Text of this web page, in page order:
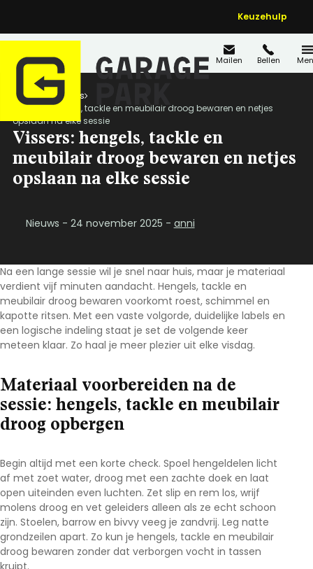
Keuzehulp
Mailen Bellen
Home Nieuws
Vissers: hengels, tackle en meubilair droog bewaren en netjes
opslaan na elke sessie
Vissers: hengels, tackle en
meubilair droog bewaren en netjes
opslaan na elke sessie
Nieuws - 24 november 2025 - anni
Na een lange sessie wil je snel naar huis, maar je materiaal
verdient vijf minuten aandacht. Hengels, tackle en
meubilair droog bewaren voorkomt roest, schimmel en
kapotte ritsen. Met een vaste volgorde, duidelijke labels en
een logische indeling staat je set de volgende keer
meteen klaar. Zo haal je meer plezier uit elke visdag.
Materiaal voorbereiden na de
sessie: hengels, tackle en meubilair
droog opbergen
Begin altijd met een korte check. Spoel hengeldelen licht
af met zoet water, droog met een zachte doek en laat
open uiteinden even luchten. Zet slip en rem los, wrijf
molens droog en vet geleiders alleen als ze echt schoon
zijn. Stoelen, barrow en bivvy veeg je zandvrij. Leg natte
grondzeilen apart. Zo kun je hengels, tackle en meubilair
droog bewaren zonder dat verborgen vocht in tassen
kruipt.